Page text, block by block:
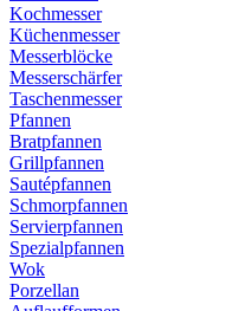
Kochmesser
Küchenmesser
Messerblöcke
Messerschärfer
Taschenmesser
Pfannen
Bratpfannen
Grillpfannen
Sautépfannen
Schmorpfannen
Servierpfannen
Spezialpfannen
Wok
Porzellan